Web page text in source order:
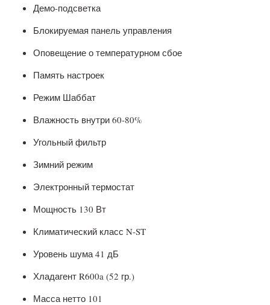
Демо-подсветка
Блокируемая панель управления
Оповещение о температурном сбое
Память настроек
Режим Шаббат
Влажность внутри 60-80%
Угольный фильтр
Зимний режим
Электронный термостат
Мощность 130 Вт
Климатический класс N-ST
Уровень шума 41 дБ
Хладагент R600a (52 гр.)
Масса нетто 101